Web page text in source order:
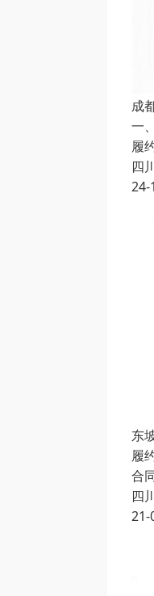
成
一
履
四
24-
东
履
合
四
21-